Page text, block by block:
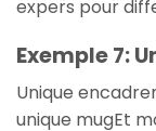
expers pour
Exemple 7:
Unique
unique mugEt